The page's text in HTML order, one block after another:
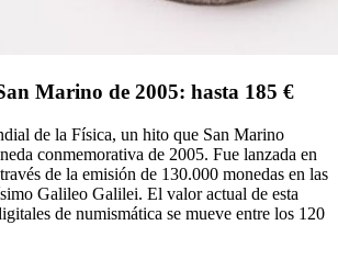
Marino de 2005: hasta 185 €
de la Física, un hito que San Marino
conmemorativa de 2005. Fue lanzada en
de la emisión de 130.000 monedas en las
Galileo Galilei. El valor actual de esta
de numismática se mueve entre los 120